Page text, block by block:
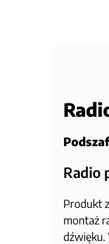
Radio
Produkt
montaż
dźwięku.